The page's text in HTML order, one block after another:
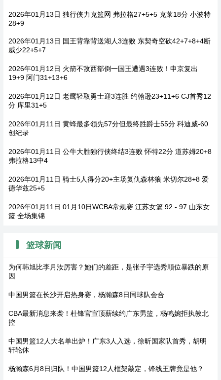
2026年01月13日 独行侠力克篮网 弗拉格27+5+5 克莱18分 小波特
28+9
2026年01月13日 国王背靠背送湖人3连败 东契奇空砍42+7+8+4断
威少22+5+7
2026年01月12日 火箭不敌西部倒一国王遭遇3连败！申京复出
19+9 阿门31+13+6
2026年01月12日 老鹰轻取勇士迎3连胜 约翰逊23+11+6 CJ首秀12
分 库里31+5
2026年01月11日 黄蜂最多领先57分但最终胜爵士55分 科迪威-60
创纪录
2026年01月11日 公牛大胜独行侠终结3连败 怀特22分 道苏姆20+8
弗拉格13中4
2026年01月11日 骑士5人得分20+主场复仇森林狼 米切尔28+8 爱
德华兹25+5
2026年01月11日 01月10日WCBA常规赛 江苏女篮 92 - 97 山东女
篮 全场集锦
篮球新闻
为何韩旭比李月汝厉害？她们的差距，是张子宇选秀顺位暴跌的原
因
中国男篮在长沙开启热身赛，杨瀚森8日同球队会合
CBA最新消息来袭！杜锋官宣顶薪续约广东男篮，杨鸣婉拒执教北
控
中国男篮12人大名单出炉！广东3人入选，徐昕国家队首秀，胡明
轩轮休
杨瀚森6月8日归队！中国男篮12人框架敲定，锋线王牌竟是他？